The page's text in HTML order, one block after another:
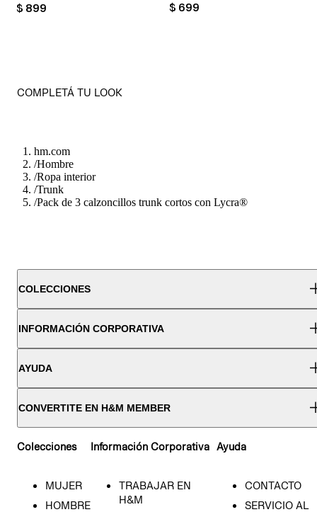
PRICE:
$ 899 PRICE:
$ 699
COMPLETÁ TU LOOK
hm.com
/Hombre
/Ropa interior
/Trunk
/Pack de 3 calzoncillos trunk cortos con Lycra®
COLECCIONES
INFORMACIÓN CORPORATIVA
AYUDA
CONVERTITE EN H&M MEMBER
Colecciones
MUJER
HOMBRE
Información Corporativa
TRABAJAR EN
H&M
Ayuda
CONTACTO
SERVICIO AL